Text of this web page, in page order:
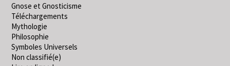
Gnose et Gnosticisme
Téléchargements
Mythologie
Philosophie
Symboles Universels
Non classifié(e)